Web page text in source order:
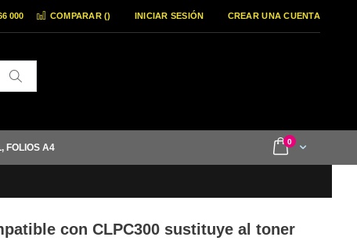
COMPARAR () INICIAR SESIÓN CREAR UNA CUENTA
000
Cart
0items
FOLIOS A4
con CLPC300 sustituye al toner